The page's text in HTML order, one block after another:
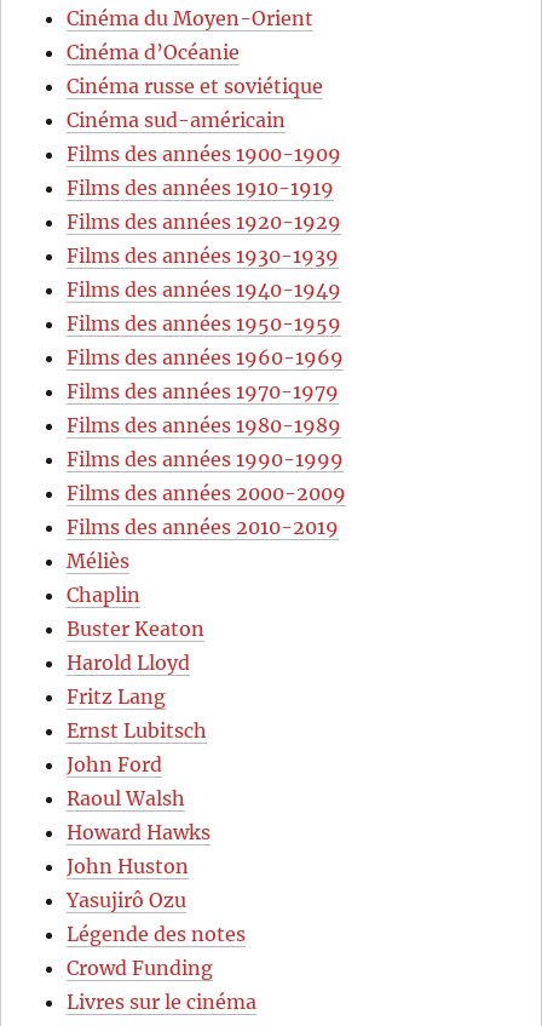
Cinéma du Moyen-Orient
Cinéma d’Océanie
Cinéma russe et soviétique
Cinéma sud-américain
Films des années 1900-1909
Films des années 1910-1919
Films des années 1920-1929
Films des années 1930-1939
Films des années 1940-1949
Films des années 1950-1959
Films des années 1960-1969
Films des années 1970-1979
Films des années 1980-1989
Films des années 1990-1999
Films des années 2000-2009
Films des années 2010-2019
Méliès
Chaplin
Buster Keaton
Harold Lloyd
Fritz Lang
Ernst Lubitsch
John Ford
Raoul Walsh
Howard Hawks
John Huston
Yasujirô Ozu
Légende des notes
Crowd Funding
Livres sur le cinéma